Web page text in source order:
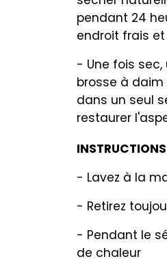
pendant 24
endroit frais
- Une fois sec,
brosse à daim
dans un seul
restaurer
- Lavez à la
- Retirez
- Pendant le
de chaleur